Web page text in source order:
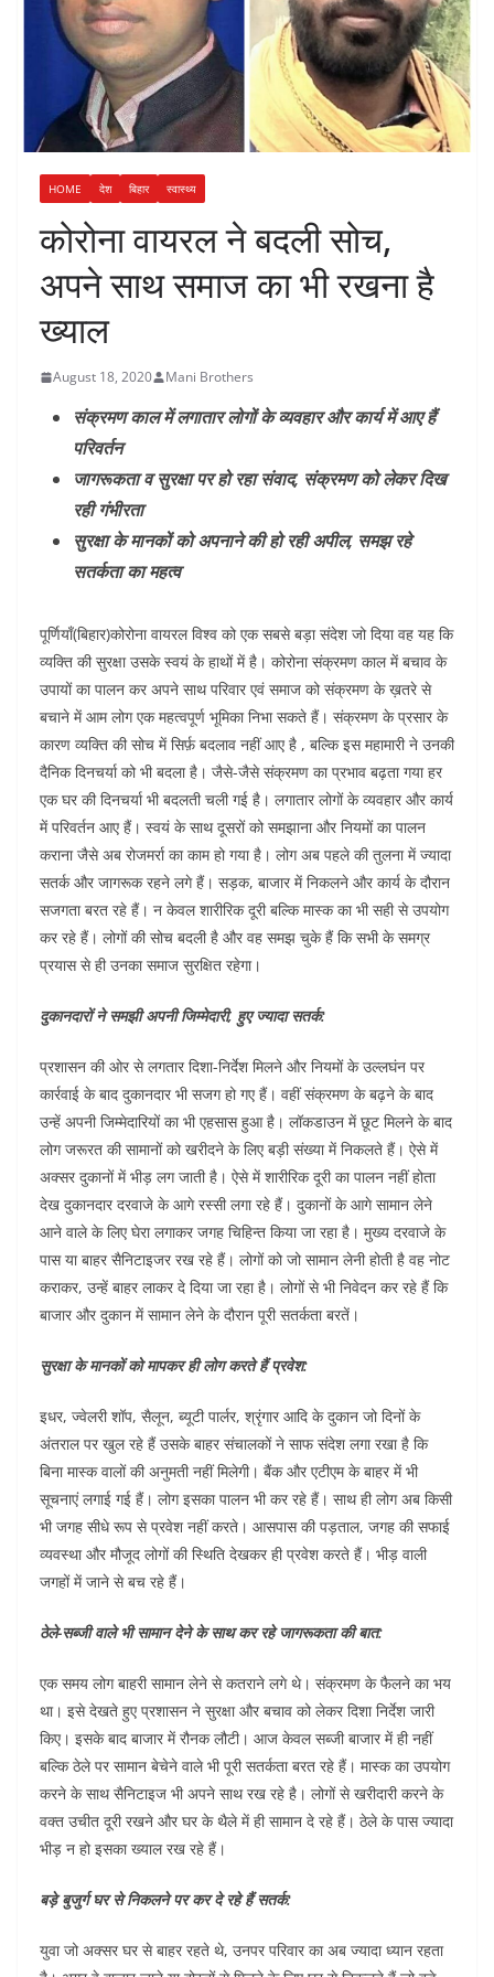
HOME देश बिहार स्वास्थ्य
कोरोना वायरल ने बदली सोच,
अपने साथ समाज का भी रखना है
ख्याल
August 18, 2020 Mani Brothers
संक्रमण काल में लगातार लोगों के व्यवहार और कार्य में आए हैं
परिवर्तन
जागरूकता व सुरक्षा पर हो रहा संवाद, संक्रमण को लेकर दिख
रही गंभीरता
सुरक्षा के मानकों को अपनाने की हो रही अपील, समझ रहे
सतर्कता का महत्व
पूर्णियाँ(बिहार)कोरोना वायरल विश्व को एक सबसे बड़ा संदेश जो दिया वह यह कि
व्यक्ति की सुरक्षा उसके स्वयं के हाथों में है। कोरोना संक्रमण काल में बचाव के
उपायों का पालन कर अपने साथ परिवार एवं समाज को संक्रमण के ख़तरे से
बचाने में आम लोग एक महत्वपूर्ण भूमिका निभा सकते हैं। संक्रमण के प्रसार के
कारण व्यक्ति की सोच में सिर्फ़ बदलाव नहीं आए है , बल्कि इस महामारी ने उनकी
दैनिक दिनचर्या को भी बदला है। जैसे-जैसे संक्रमण का प्रभाव बढ़ता गया हर
एक घर की दिनचर्या भी बदलती चली गई है। लगातार लोगों के व्यवहार और कार्य
में परिवर्तन आए हैं। स्वयं के साथ दूसरों को समझाना और नियमों का पालन
कराना जैसे अब रोजमर्रा का काम हो गया है। लोग अब पहले की तुलना में ज्यादा
सतर्क और जागरूक रहने लगे हैं। सड़क, बाजार में निकलने और कार्य के दौरान
सजगता बरत रहे हैं। न केवल शारीरिक दूरी बल्कि मास्क का भी सही से उपयोग
कर रहे हैं। लोगों की सोच बदली है और वह समझ चुके हैं कि सभी के समग्र
प्रयास से ही उनका समाज सुरक्षित रहेगा।
दुकानदारों ने समझी अपनी जिम्मेदारी, हुए ज्यादा सतर्क:
प्रशासन की ओर से लगतार दिशा-निर्देश मिलने और नियमों के उल्लघंन पर
कार्रवाई के बाद दुकानदार भी सजग हो गए हैं। वहीं संक्रमण के बढ़ने के बाद
उन्हें अपनी जिम्मेदारियों का भी एहसास हुआ है। लॉकडाउन में छूट मिलने के बाद
लोग जरूरत की सामानों को खरीदने के लिए बड़ी संख्या में निकलते हैं। ऐसे में
अक्सर दुकानों में भीड़ लग जाती है। ऐसे में शारीरिक दूरी का पालन नहीं होता
देख दुकानदार दरवाजे के आगे रस्सी लगा रहे हैं। दुकानों के आगे सामान लेने
आने वाले के लिए घेरा लगाकर जगह चिहिन्त किया जा रहा है। मुख्य दरवाजे के
पास या बाहर सैनिटाइजर रख रहे हैं। लोगों को जो सामान लेनी होती है वह नोट
कराकर, उन्हें बाहर लाकर दे दिया जा रहा है। लोगों से भी निवेदन कर रहे हैं कि
बाजार और दुकान में सामान लेने के दौरान पूरी सतर्कता बरतें।
सुरक्षा के मानकों को मापकर ही लोग करते हैं प्रवेश:
इधर, ज्वेलरी शॉप, सैलून, ब्यूटी पार्लर, श्रृंगार आदि के दुकान जो दिनों के
अंतराल पर खुल रहे हैं उसके बाहर संचालकों ने साफ संदेश लगा रखा है कि
बिना मास्क वालों की अनुमती नहीं मिलेगी। बैंक और एटीएम के बाहर में भी
सूचनाएं लगाई गई हैं। लोग इसका पालन भी कर रहे हैं। साथ ही लोग अब किसी
भी जगह सीधे रूप से प्रवेश नहीं करते। आसपास की पड़ताल, जगह की सफाई
व्यवस्था और मौजूद लोगों की स्थिति देखकर ही प्रवेश करते हैं। भीड़ वाली
जगहों में जाने से बच रहे हैं।
ठेले-सब्जी वाले भी सामान देने के साथ कर रहे जागरूकता की बात:
एक समय लोग बाहरी सामान लेने से कतराने लगे थे। संक्रमण के फैलने का भय
था। इसे देखते हुए प्रशासन ने सुरक्षा और बचाव को लेकर दिशा निर्देश जारी
किए। इसके बाद बाजार में रौनक लौटी। आज केवल सब्जी बाजार में ही नहीं
बल्कि ठेले पर सामान बेचेने वाले भी पूरी सतर्कता बरत रहे हैं। मास्क का उपयोग
करने के साथ सैनिटाइज भी अपने साथ रख रहे है। लोगों से खरीदारी करने के
वक्त उचीत दूरी रखने और घर के थैले में ही सामान दे रहे हैं। ठेले के पास ज्यादा
भीड़ न हो इसका ख्याल रख रहे हैं।
बड़े बुजुर्ग घर से निकलने पर कर दे रहे हैं सतर्क:
युवा जो अक्सर घर से बाहर रहते थे, उनपर परिवार का अब ज्यादा ध्यान रहता